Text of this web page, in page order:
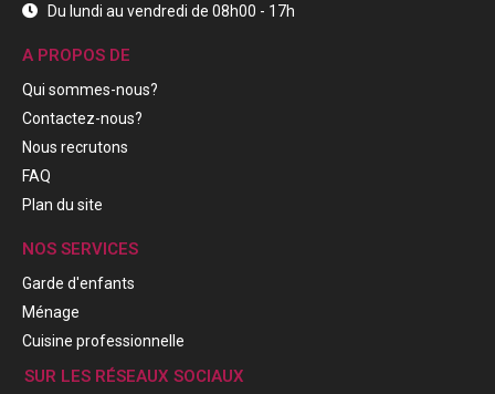
Du lundi au vendredi de 08h00 - 17h
A PROPOS DE
Qui sommes-nous?
Contactez-nous?
Nous recrutons
FAQ
Plan du site
NOS SERVICES
Garde d'enfants
Ménage
Cuisine professionnelle
SUR LES RÉSEAUX SOCIAUX